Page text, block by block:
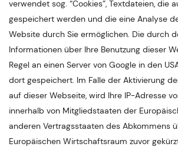
verwendet sog. “Cookies”, Textdateien, die
gespeichert werden und die eine Analyse
Website durch Sie ermöglichen. Die durch
Informationen über Ihre Benutzung dieser
Regel an einen Server von Google in den
dort gespeichert. Im Falle der Aktivierung
auf dieser Webseite, wird Ihre IP-Adresse
innerhalb von Mitgliedstaaten der
anderen Vertragsstaaten des Abkommens
Europäischen Wirtschaftsraum zuvor